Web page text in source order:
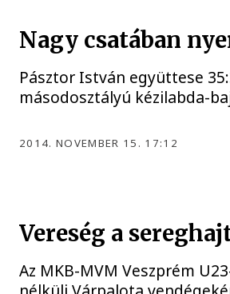
Nagy csatában
Pásztor István együttese
másodosztályú kézilabda-
2014. NOVEMBER 15. 17:12
Vereség a
Az MKB-MVM Veszprém